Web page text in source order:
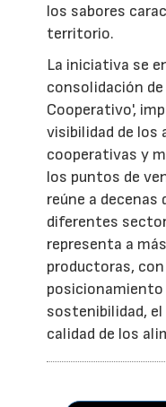
los sabores
territorio.
La iniciativa se
consolidación
Cooperativo',
visibilidad de los
cooperativas y
los puntos de
reúne a decenas
diferentes
representa a
productoras,
posicionamiento
sostenibilidad,
calidad de los